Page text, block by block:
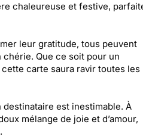
chaleureuse et festive,
leur gratitude, tous peuvent
Que ce soit pour un
carte saura ravir toutes les
destinataire est inestimable. À
mélange de joie et d’amour,